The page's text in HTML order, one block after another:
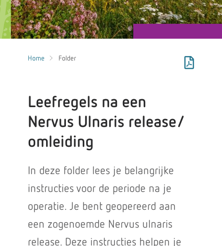
Home Folder
Leefregels na een
Nervus Ulnaris release/
omleiding
In deze folder lees je belangrijke
instructies voor de periode na je
operatie. Je bent geopereerd aan
een zogenoemde Nervus ulnaris
release. Deze instructies helpen je